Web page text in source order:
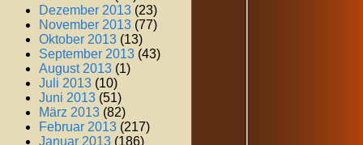
Dezember 2013 (23)
November 2013 (77)
Oktober 2013 (13)
September 2013 (43)
August 2013 (1)
Juli 2013 (10)
Juni 2013 (51)
März 2013 (82)
Februar 2013 (217)
Januar 2013 (186)